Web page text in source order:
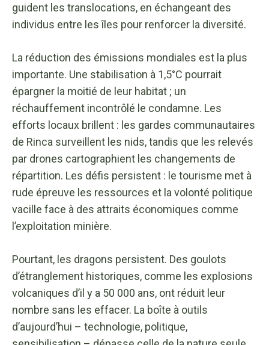
guident les translocations, en échangeant des
individus entre les îles pour renforcer la diversité.
La réduction des émissions mondiales est la plus
importante. Une stabilisation à 1,5°C pourrait
épargner la moitié de leur habitat ; un
réchauffement incontrôlé le condamne. Les
efforts locaux brillent : les gardes communautaires
de Rinca surveillent les nids, tandis que les relevés
par drones cartographient les changements de
répartition. Les défis persistent : le tourisme met à
rude épreuve les ressources et la volonté politique
vacille face à des attraits économiques comme
l’exploitation minière.
Pourtant, les dragons persistent. Des goulots
d’étranglement historiques, comme les explosions
volcaniques d’il y a 50 000 ans, ont réduit leur
nombre sans les effacer. La boîte à outils
d’aujourd’hui – technologie, politique,